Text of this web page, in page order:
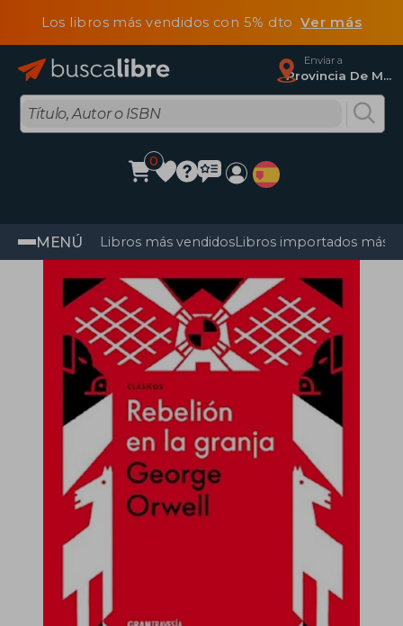
Los libros más vendidos con 5% dtoVer más
Enviar a
Provincia De Madrid
0
MENÚ Libros más vendidosLibros importados más